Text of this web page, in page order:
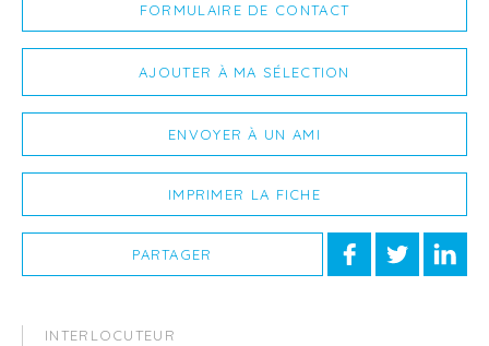
FORMULAIRE DE CONTACT
AJOUTER À MA SÉLECTION
ENVOYER À UN AMI
IMPRIMER LA FICHE
PARTAGER
INTERLOCUTEUR